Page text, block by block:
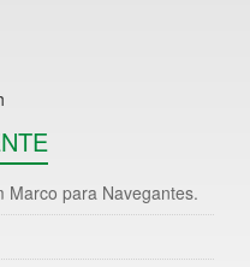
Marco para Navegantes.